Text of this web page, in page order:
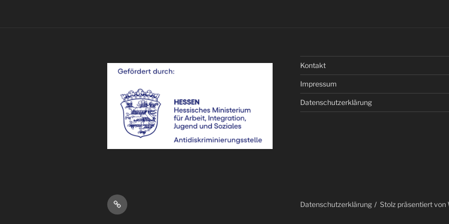
Kontakt
Impressum
Datenschutzerklärung
LSBT*IQ
Netzwerk
Datenschutzerklärung Stolz präsentiert von